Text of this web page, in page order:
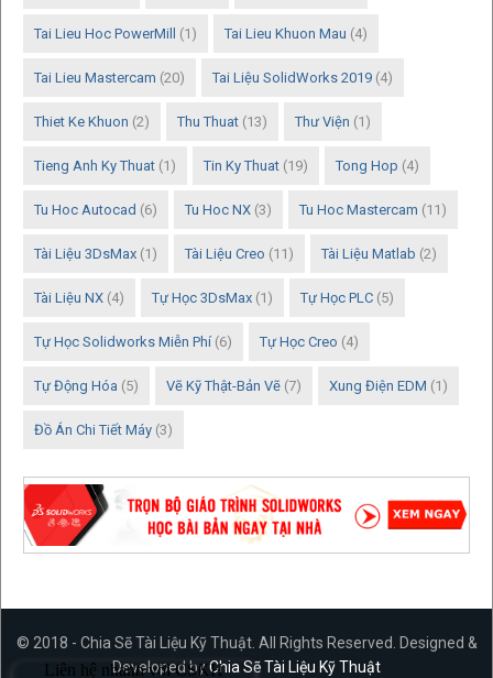
Tai Lieu Hoc PowerMill (1) Tai Lieu Khuon Mau (4)
Tai Lieu Mastercam (20) Tai Liệu SolidWorks 2019 (4)
Thiet Ke Khuon (2) Thu Thuat (13) Thư Viện (1)
Tieng Anh Ky Thuat (1) Tin Ky Thuat (19) Tong Hop (4)
Tu Hoc Autocad (6) Tu Hoc NX (3) Tu Hoc Mastercam (11)
Tài Liệu 3DsMax (1) Tài Liệu Creo (11) Tài Liệu Matlab (2)
Tài Liệu NX (4) Tự Học 3DsMax (1) Tự Học PLC (5)
Tự Học Solidworks Miễn Phí (6) Tự Học Creo (4)
Tự Động Hóa (5) Vẽ Kỹ Thật-Bản Vẽ (7) Xung Điện EDM (1)
Đồ Án Chi Tiết Máy (3)
© 2018 - Chia Sẽ Tài Liệu Kỹ Thuật. All Rights Reserved. Designed &
Developed byChia Sẽ Tài Liệu Kỹ Thuật